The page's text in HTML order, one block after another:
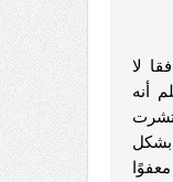
لا
أنه
بشكل